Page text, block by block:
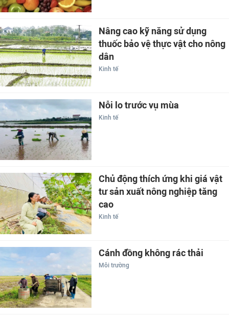
Nâng cao kỹ năng sử dụng
thuốc bảo vệ thực vật cho nông
dân
Kinh tế
Nỗi lo trước vụ mùa
Kinh tế
Chủ động thích ứng khi giá vật
tư sản xuất nông nghiệp tăng
cao
Kinh tế
Cánh đồng không rác thải
Môi trường